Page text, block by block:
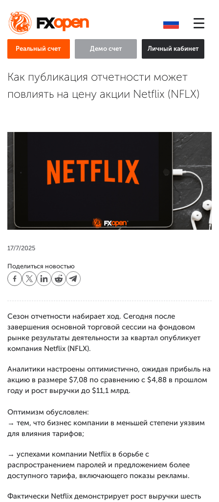
Реальный счет Демо счет Личный кабинет
Как публикация отчетности может
повлиять на цену акции Netflix (NFLX)
17/7/2025
Поделиться новостью
Сезон отчетности набирает ход. Сегодня после
завершения основной торговой сессии на фондовом
рынке результаты деятельности за квартал опубликует
компания Netflix (NFLX).
Аналитики настроены оптимистично, ожидая прибыль на
акцию в размере $7,08 по сравнению с $4,88 в прошлом
году и рост выручки до $11,1 млрд.
Оптимизм обусловлен:
→ тем, что бизнес компании в меньшей степени уязвим
для влияния тарифов;
→ успехами компании Netflix в борьбе с
распространением паролей и предложением более
доступного тарифа, включающего показы рекламы.
Фактически Netflix демонстрирует рост выручки шесть